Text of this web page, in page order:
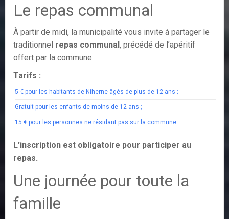
Le repas communal
À partir de midi, la municipalité vous invite à partager le
traditionnel repas communal, précédé de l’apéritif
offert par la commune.
Tarifs :
5 € pour les habitants de Niherne âgés de plus de 12 ans ;
Gratuit pour les enfants de moins de 12 ans ;
15 € pour les personnes ne résidant pas sur la commune.
L’inscription est obligatoire pour participer au
repas.
Une journée pour toute la
famille